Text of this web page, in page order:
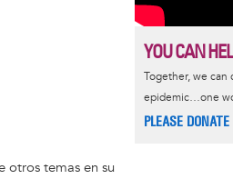
otros temas en su
YOU CAN
Together, we can
epidemic…one
PLEASE